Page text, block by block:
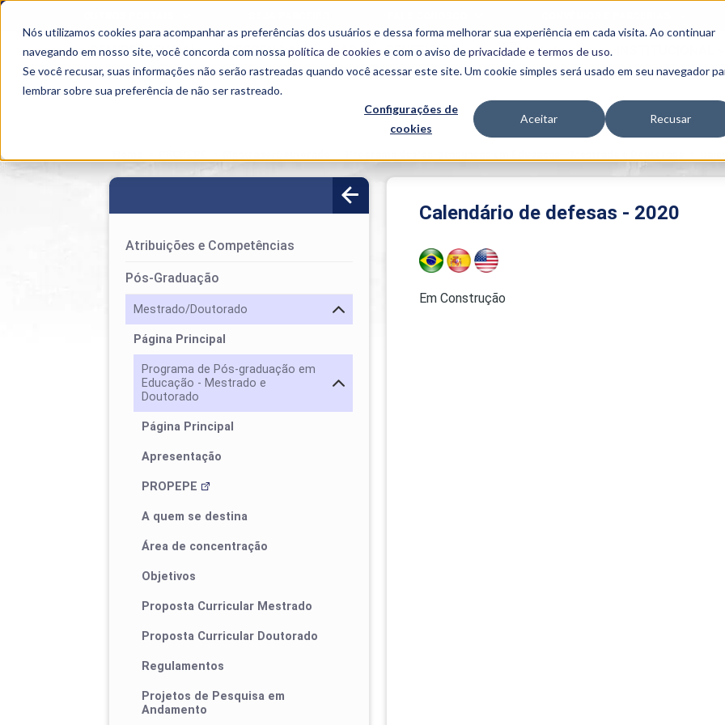
Nós utilizamos cookies para acompanhar as preferências dos usuários e dessa forma melhorar sua experiência em cada visita. Ao continuar
navegando em nosso site, você concorda com nossa política de cookies e com o aviso deprivacidade e termos de uso.
Se você recusar, suas informações não serão rastreadas quando você acessar este site. Um cookie simples será usado em seu navegador
lembrar sobre sua preferência de não ser rastreado.
Configurações de
cookies
Aceitar Recusar
SEMIPRESENCIAL PRESENCIAL EAD BENEFÍCIOS
Acadêmicos
PIME
Atribuições e Competências
Pós-Graduação
Mestrado/Doutorado
Página Principal
Programa de Pós-graduação em
Educação - Mestrado e
Doutorado
Página Principal
Apresentação
PROPEPE
A quem se destina
Área de concentração
Objetivos
Proposta Curricular Mestrado
Proposta Curricular Doutorado
Regulamentos
Projetos de Pesquisa em
Andamento
Calendário de defesas - 2020
Em Construção